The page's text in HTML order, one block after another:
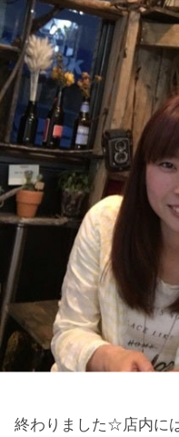
終わりました☆店内に